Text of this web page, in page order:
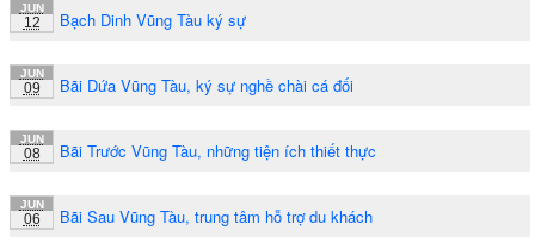
JUN
12 Bạch Dinh Vũng Tàu ký sự
JUN
09 Bãi Dứa Vũng Tàu, ký sự nghề chài cá đối
JUN
08 Bãi Trước Vũng Tàu, những tiện ích thiết thực
JUN
06 Bãi Sau Vũng Tàu, trung tâm hỗ trợ du khách